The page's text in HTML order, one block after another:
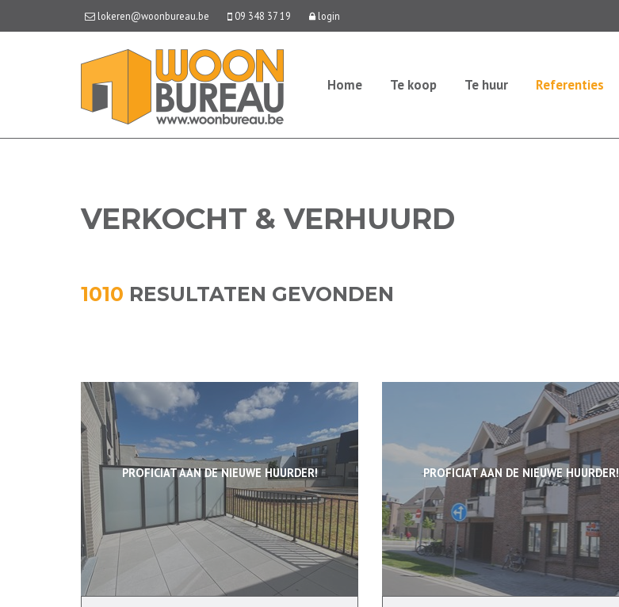
lokeren@woonbureau.be 09 348 37 19 login
Home Te koop Te huur Referenties
VERKOCHT & VERHUURD
1010 RESULTATEN GEVONDEN
PROFICIAT AAN DE NIEUWE HUURDER! PROFICIAT AAN DE NIEUWE HUURDER!